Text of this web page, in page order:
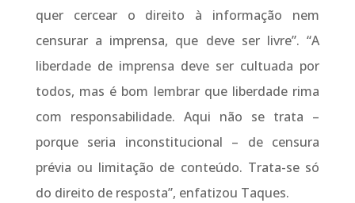
quer cercear o direito à informação nem
censurar a imprensa, que deve ser livre”. “A
liberdade de imprensa deve ser cultuada por
todos, mas é bom lembrar que liberdade rima
com responsabilidade. Aqui não se trata –
porque seria inconstitucional – de censura
prévia ou limitação de conteúdo. Trata-se só
do direito de resposta”, enfatizou Taques.